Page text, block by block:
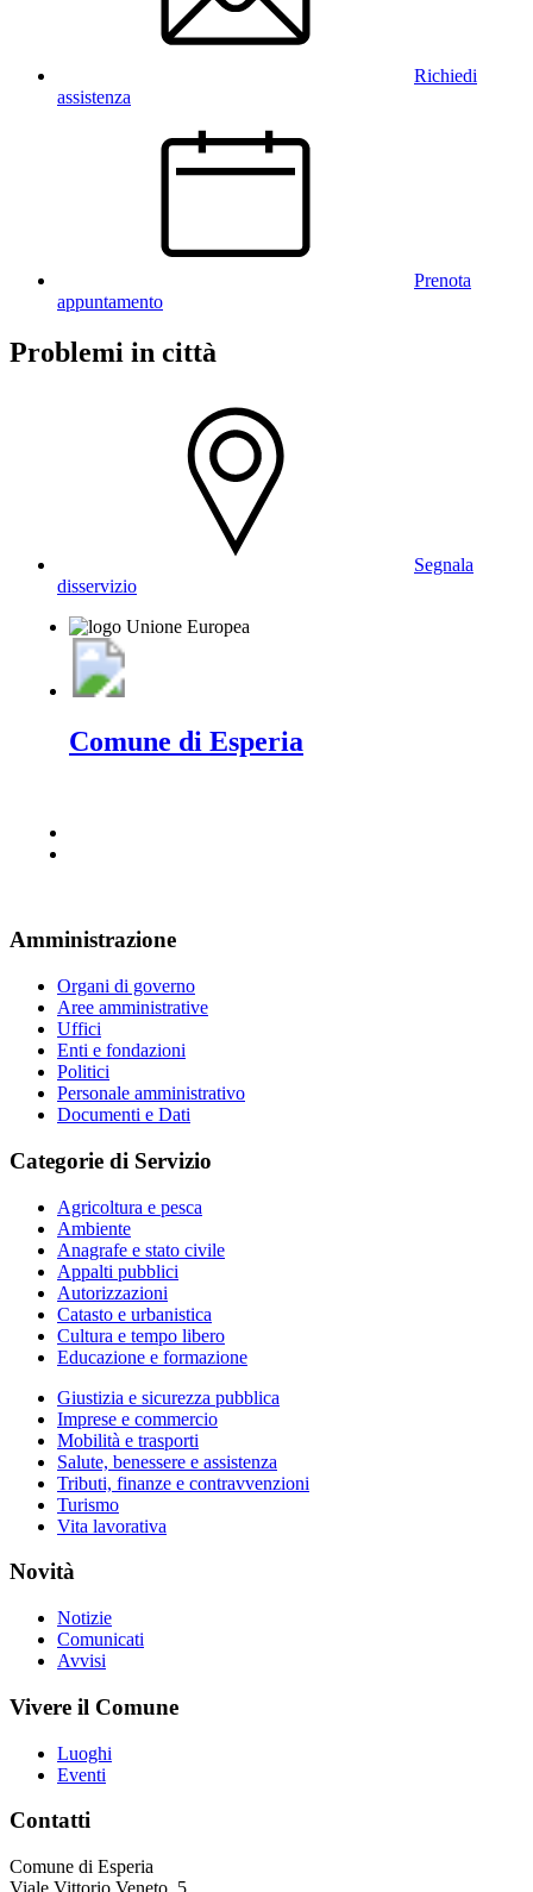
Richiedi
assistenza
Prenota
appuntamento
Problemi in città
Segnala
disservizio
Comune di Esperia
Amministrazione
Organi di governo
Aree amministrative
Uffici
Enti e fondazioni
Politici
Personale amministrativo
Documenti e Dati
Categorie di Servizio
Agricoltura e pesca
Ambiente
Anagrafe e stato civile
Appalti pubblici
Autorizzazioni
Catasto e urbanistica
Cultura e tempo libero
Educazione e formazione
Giustizia e sicurezza pubblica
Imprese e commercio
Mobilità e trasporti
Salute, benessere e assistenza
Tributi, finanze e contravvenzioni
Turismo
Vita lavorativa
Novità
Notizie
Comunicati
Avvisi
Vivere il Comune
Luoghi
Eventi
Contatti
Comune di Esperia
Viale Vittorio Veneto, 5